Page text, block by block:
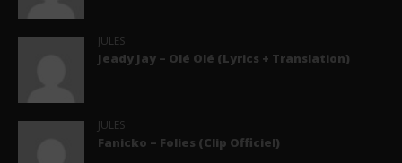
JULES
Jeady Jay – Olé Olé (Lyrics + Translation)
JULES
Fanicko – Folies (Clip Officiel)